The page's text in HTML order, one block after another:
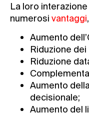
La loro
numerosi vantaggi
Aumento
Riduzione
Riduzione
Aumento
decisionale;
Aumento del